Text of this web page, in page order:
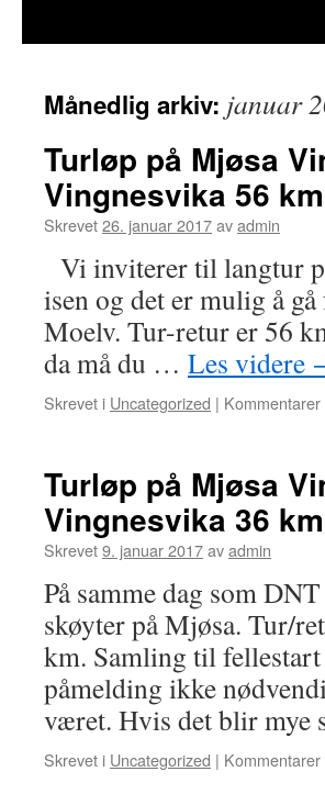
Månedlig arkiv: januar
Turløp på Mjøsa
Vingnesvika 56 km
Skrevet26. januar 2017avadmin
Vi inviterer til langtur
isen og det er mulig å
Moelv. Tur-retur er 56
da må du … Les videre
Skrevet i Uncategorized |
Turløp på Mjøsa
Vingnesvika 36 km
Skrevet9. januar 2017avadmin
På samme dag som
skøyter på Mjøsa. Tur/
km. Samling til
påmelding ikke
været. Hvis det blir mye
Skrevet i Uncategorized |